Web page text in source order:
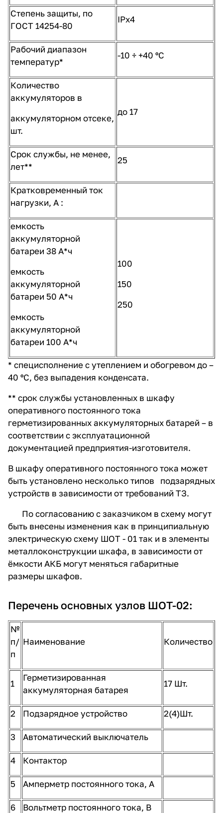
Степень защиты, по
ГОСТ 14254-80
IPх4
Рабочий диапазон
температур*
-10 ÷ +40 ºС
Количество
аккумуляторов в
аккумуляторном отсеке,
шт.
до 17
Срок службы, не менее,
лет**
25
Кратковременный ток
нагрузки, А :
емкость
аккумуляторной
батареи 38 А*ч
емкость
аккумуляторной
батареи 50 А*ч
емкость
аккумуляторной
батареи 100 А*ч
100
150
250
* специсполнение с утеплением и обогревом до –
40 ºС, без выпадения конденсата.
** срок службы установленных в шкафу
оперативного постоянного тока
герметизированных аккумуляторных батарей – в
соответствии с эксплуатационной
документацией предприятия-изготовителя.
В шкафу оперативного постоянного тока может
быть установлено несколько типов подзарядных
устройств в зависимости от требований ТЗ.
По согласованию с заказчиком в схему могут
быть внесены изменения как в принципиальную
электрическую схему ШОТ - 01 так и в элементы
металлоконструкции шкафа, в зависимости от
ёмкости АКБ могут меняться габаритные
размеры шкафов.
Перечень основных узлов ШОТ-02:
№
п/
п
Наименование Количество
1
Герметизированная
аккумуляторная батарея
17 Шт.
2 Подзарядное устройство 2(4)Шт.
3 Автоматический выключатель
4 Контактор
5 Амперметр постоянного тока, А
6 Вольтметр постоянного тока, В